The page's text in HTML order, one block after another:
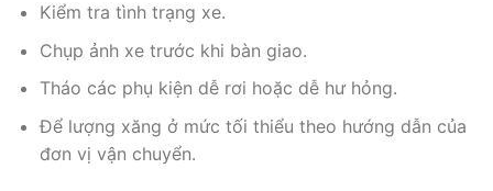
Kiểm tra tình trạng xe.
Chụp ảnh xe trước khi bàn giao.
Tháo các phụ kiện dễ rơi hoặc dễ hư hỏng.
Để lượng xăng ở mức tối thiểu theo hướng dẫn của
đơn vị vận chuyển.